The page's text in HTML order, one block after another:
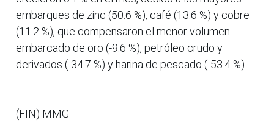
embarques de zinc (50.6 %), café (13.6 %) y cobre
(11.2 %), que compensaron el menor volumen
embarcado de oro (-9.6 %), petróleo crudo y
derivados (-34.7 %) y harina de pescado (-53.4 %).
(FIN) MMG